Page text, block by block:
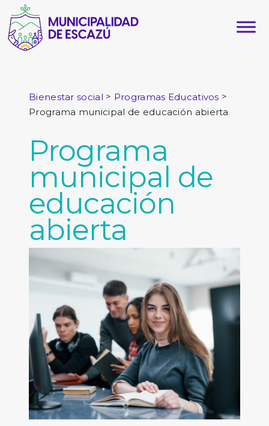
Bienestar social > Programas Educativos >
Programa municipal de educación abierta
Programa
municipal de
educación
abierta